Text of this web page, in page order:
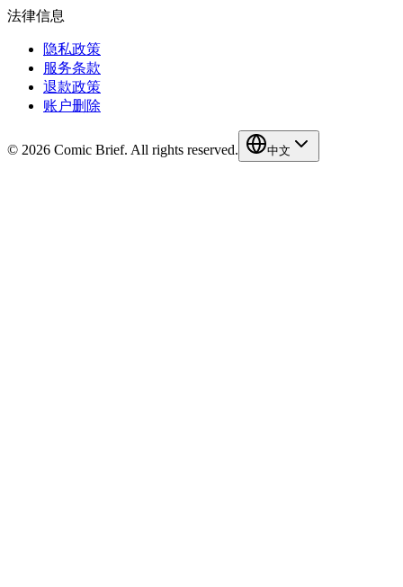
法律信息
隐私政策
服务条款
退款政策
账户删除
© 2026 Comic Brief. All rights reserved. 中文